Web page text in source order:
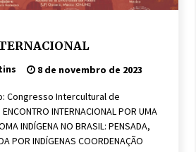
8 de novembro de 2023
Congresso Intercultural de
INTERNACIONAL POR UMA
INDÍGENA NO BRASIL: PENSADA,
POR INDÍGENAS COORDENAÇÃO